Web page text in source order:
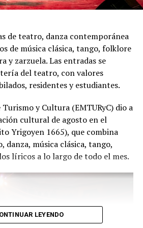
ganas de volver, porque cada
ensayo y un enorme trabajo en
y sorprender al
Marín.
Estrella de Mar 2024 y
de Danza y con el Premio
Emmanuel Marín y Lola
el subcampeonato en el
Buenos Aires.
Además, recibió
Cultural como Embajadores
de teatro, danza contemporánea
de música clásica, tango, folklore
y zarzuela. Las entradas se
del teatro, con valores
residentes y estudiantes.
y Cultura (EMTURyC) dio a
cultural de agosto en el
Yrigoyen 1665), que combina
danza, música clásica, tango,
líricos a lo largo de todo el mes.
LEYENDO